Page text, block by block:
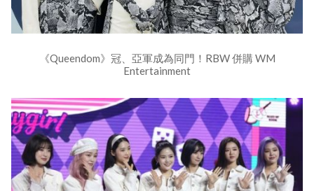
《Queendom》冠、亞軍成為同門！RBW 併購 WM
Entertainment